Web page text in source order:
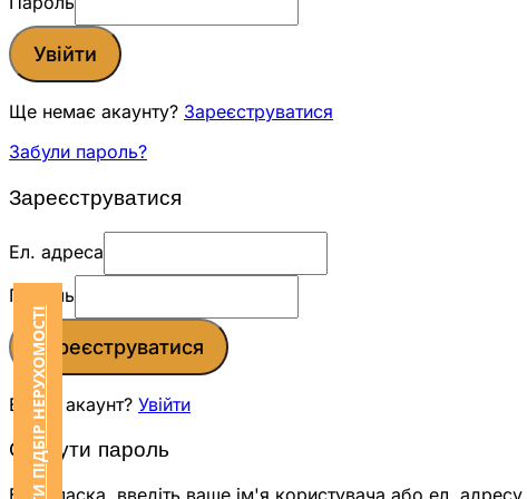
ЗАМОВИТИ ПІДБІР НЕРУХОМОСТІ
Увійти
Ще немає акаунту? Зареєструватися
Забули пароль?
Зареєструватися
Ел. адреса
Пароль
Зареєструватися
Вже є акаунт? Увійти
Скинути пароль
Будь ласка, введіть ваше ім'я користувача або ел.